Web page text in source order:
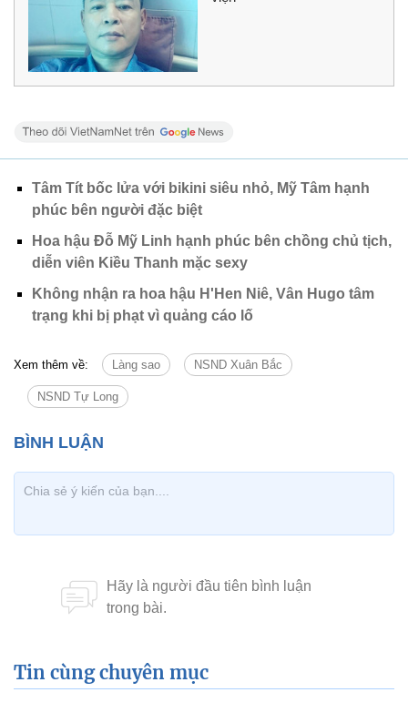
Tâm Tít bốc lửa với bikini siêu nhỏ, Mỹ Tâm hạnh
phúc bên người đặc biệt
Hoa hậu Đỗ Mỹ Linh hạnh phúc bên chồng chủ tịch,
diễn viên Kiều Thanh mặc sexy
Không nhận ra hoa hậu H'Hen Niê, Vân Hugo tâm
trạng khi bị phạt vì quảng cáo lố
Xem thêm về: Làng sao NSND Xuân Bắc
NSND Tự Long
Tin cùng chuyên mục